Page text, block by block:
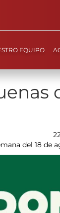
EQUIPO
del 18 de